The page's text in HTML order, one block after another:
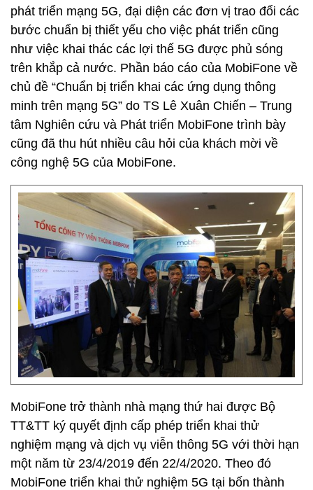
phát triển mạng 5G, đại diện các đơn vị trao đổi các
bước chuẩn bị thiết yếu cho việc phát triển cũng
như việc khai thác các lợi thế 5G được phủ sóng
trên khắp cả nước. Phần báo cáo của MobiFone về
chủ đề “Chuẩn bị triển khai các ứng dụng thông
minh trên mạng 5G” do TS Lê Xuân Chiến – Trung
tâm Nghiên cứu và Phát triển MobiFone trình bày
cũng đã thu hút nhiều câu hỏi của khách mời về
công nghệ 5G của MobiFone.
MobiFone trở thành nhà mạng thứ hai được Bộ
TT&TT ký quyết định cấp phép triển khai thử
nghiệm mạng và dịch vụ viễn thông 5G với thời hạn
một năm từ 23/4/2019 đến 22/4/2020. Theo đó
MobiFone triển khai thử nghiệm 5G tại bốn thành